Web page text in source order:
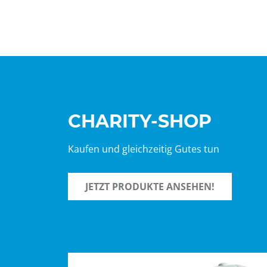
CHARITY-SHOP
Kaufen und gleichzeitig Gutes tun
JETZT PRODUKTE ANSEHEN!